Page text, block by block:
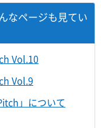
なページも見てい
Vol.10
Vol.9
」について